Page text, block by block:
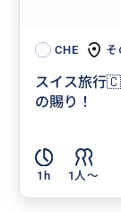
CHE そ
スイス旅行
の賜り！
1h 1人〜